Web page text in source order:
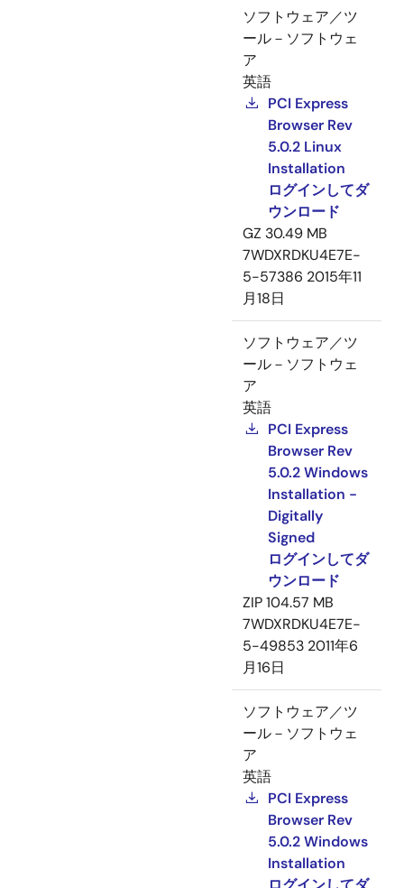
ソフトウェア／ツ
ール－ソフトウェ
ア
英語
PCI Express
Browser Rev
5.0.2 Linux
Installation
ログインしてダ
ウンロード
GZ 30.49 MB
7WDXRDKU4E7E-
5-57386 2015年11
月18日
ソフトウェア／ツ
ール－ソフトウェ
ア
英語
PCI Express
Browser Rev
5.0.2 Windows
Installation -
Digitally
Signed
ログインしてダ
ウンロード
ZIP104.57 MB
7WDXRDKU4E7E-
5-49853 2011年6
月16日
ソフトウェア／ツ
ール－ソフトウェ
ア
英語
PCI Express
Browser Rev
5.0.2 Windows
Installation